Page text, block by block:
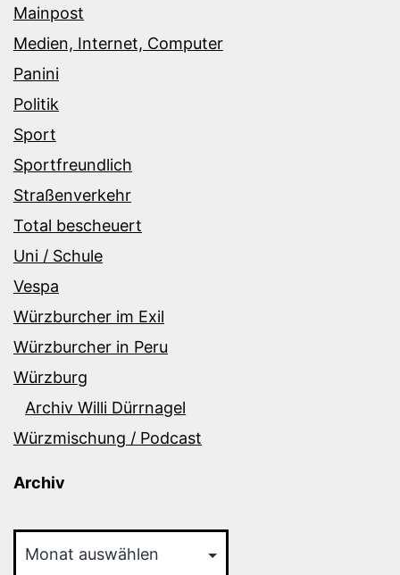
Mainpost
Medien, Internet, Computer
Panini
Politik
Sport
Sportfreundlich
Straßenverkehr
Total bescheuert
Uni / Schule
Vespa
Würzburcher im Exil
Würzburcher in Peru
Würzburg
Archiv Willi Dürrnagel
Würzmischung / Podcast
Archiv